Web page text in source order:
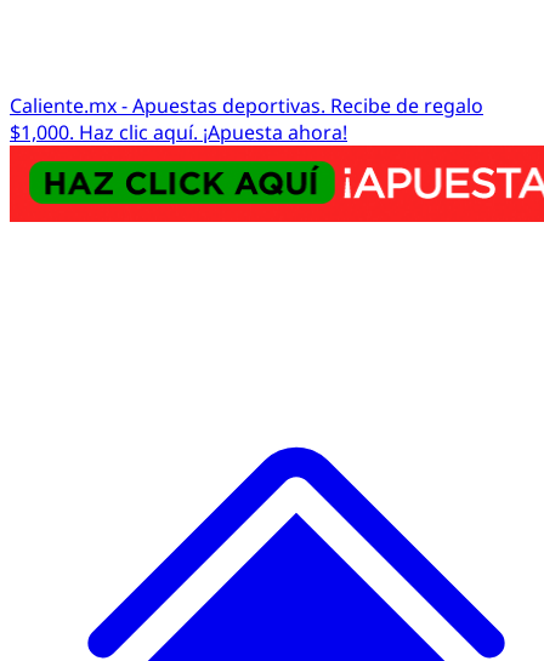
Caliente.mx - Apuestas deportivas. Recibe de regalo
$1,000. Haz clic aquí. ¡Apuesta ahora!